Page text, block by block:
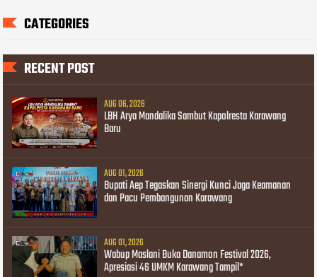
CATEGORIES
RECENT POST
AUG 06, 2026
LBH Arya Mandalika Sambut Kapolresta Karawang
Baru
AUG 01, 2026
Bupati Aep Tegaskan Sinergi Kunci Jaga Keamanan
dan Pacu Pembangunan Karawang
AUG 01, 2026
Wabup Maslani Buka Danamon Festival 2026,
Apresiasi 46 UMKM Karawang Tampil*